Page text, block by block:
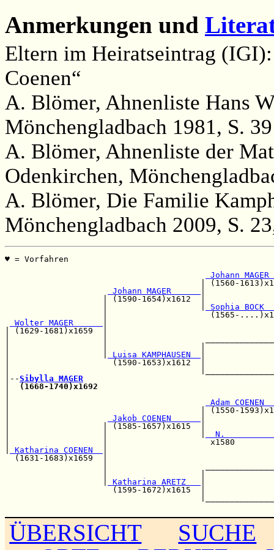
Anmerkungen und
Eltern im Heiratseintrag
Coenen“
A. Blömer, Ahnenliste Hans
Mönchengladbach 1981, S. 39
A. Blömer, Ahnenliste der
Odenkirchen,
A. Blömer, Die Familie
Mönchengladbach 2009, S.
♥ =
Johann
| (1560-
Johann MAGER
| (1590-1654)x1612
Sophia
|
Wolter MAGER
| (1629-1681)x1659  |
|                   |
Luisa KAMPHAUSEN
|                     (1590-
|--Sibylla MAGER
(1668-1740)x1692
Adam
|                                       |
Jakob COENEN
|                   | (1585-
|                   |
Katharina COENEN
(1631-1683)x1659  |
|
Katharina ARETZ
(1595-1672)x1615
ÜBERSICHT
SUCHE